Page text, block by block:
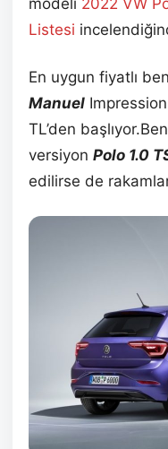
modeli 2022 VW
Listesi
En uygun fiyatlı
Manuel
TL’den
versiyon Polo 1.0
edilirse de